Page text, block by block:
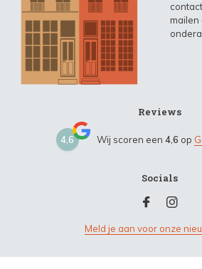
mailen
Reviews
4,6 Wij scoren een 4,6 op
Socials
Meld je aan voor onze